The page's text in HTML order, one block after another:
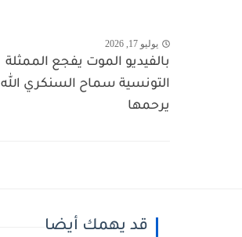
يوليو 17, 2026
بالفيديو الموت يفجع الممثلة
التونسية سماح السنكري الله
يرحمها
قد يهمك أيضا